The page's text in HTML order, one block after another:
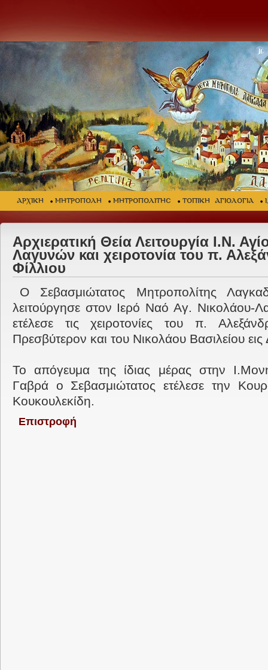
ΑΡΧΙΚΗ ΜΗΤΡΟΠΟΛΗ ΜΗΤΡΟΠΟΛΙΤΗΣ ΤΟΠΙΚΗ ΑΓΙΟΛΟΓΙΑ
Αρχιερατική Θεία Λειτουργία Ι.Ν.
Λαγυνών και χειροτονία του π.
Φίλλιου
Ο Σεβασμιώτατος Μητροπολίτης
λειτούργησε στον Ιερό Ναό Αγ. Νικολάου-
ετέλεσε τις χειροτονίες του π.
Πρεσβύτερον και του Νικολάου Βασιλείου
Το απόγευμα της ίδιας μέρας στην
Γαβρά ο Σεβασμιώτατος ετέλεσε την
Κουκουλεκίδη.
Επιστροφή